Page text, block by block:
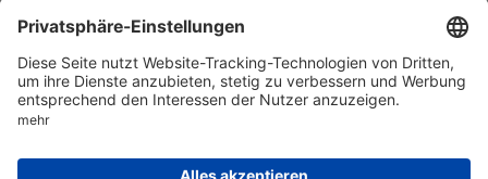
© 1998-2026by GSC Research GmbH
Datenschutz